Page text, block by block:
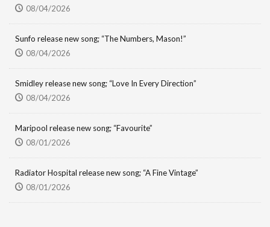
08/04/2026
Sunfo release new song; “The Numbers, Mason!”
08/04/2026
Smidley release new song; “Love In Every Direction”
08/04/2026
Maripool release new song; “Favourite”
08/01/2026
Radiator Hospital release new song; “A Fine Vintage”
08/01/2026